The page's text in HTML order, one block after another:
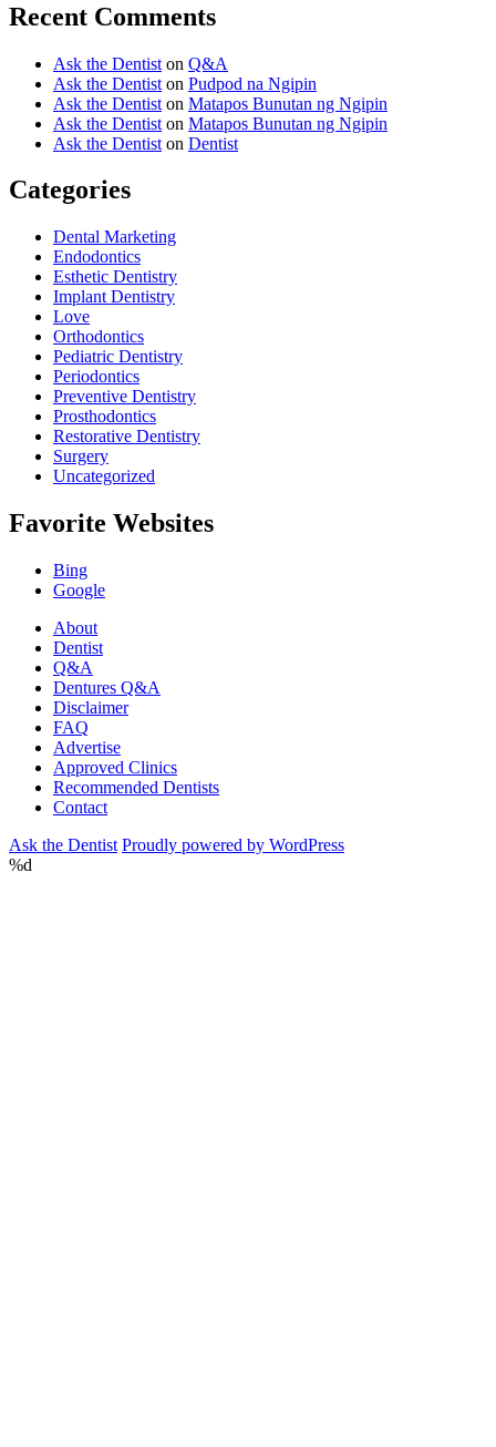
Recent Comments
Ask the Dentist on Q&A
Ask the Dentist on Pudpod na Ngipin
Ask the Dentist on Matapos Bunutan ng Ngipin
Ask the Dentist on Matapos Bunutan ng Ngipin
Ask the Dentist on Dentist
Categories
Dental Marketing
Endodontics
Esthetic Dentistry
Implant Dentistry
Love
Orthodontics
Pediatric Dentistry
Periodontics
Preventive Dentistry
Prosthodontics
Restorative Dentistry
Surgery
Uncategorized
Favorite Websites
Bing
Google
About
Dentist
Q&A
Dentures Q&A
Disclaimer
FAQ
Advertise
Approved Clinics
Recommended Dentists
Contact
Ask the Dentist Proudly powered by WordPress
%d